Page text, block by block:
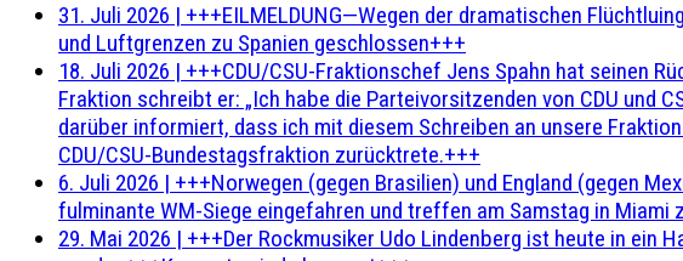
31. Juli 2026 | +++EILMELDUNG—Wegen der dramatischen
und Luftgrenzen zu Spanien geschlossen+++
18. Juli 2026 | +++CDU/CSU-Fraktionschef Jens Spahn hat seinen
Fraktion schreibt er: „Ich habe die Parteivorsitzenden von CDU und
darüber informiert, dass ich mit diesem Schreiben an unsere
CDU/CSU-Bundestagsfraktion zurücktrete.+++
6. Juli 2026 | +++Norwegen (gegen Brasilien) und England (gegen
fulminante WM-Siege eingefahren und treffen am Samstag in Miami
29. Mai 2026 | +++Der Rockmusiker Udo Lindenberg ist heute in ein